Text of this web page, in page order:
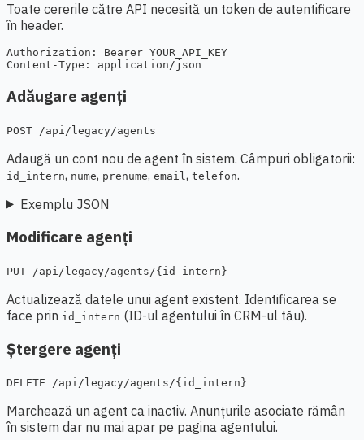
Toate cererile către API necesită un token de autentificare
în header.
Authorization: Bearer YOUR_API_KEY
Content-Type: application/json
Adăugare agenți
POST /api/legacy/agents
Adaugă un cont nou de agent în sistem. Câmpuri obligatorii:
id_intern, nume, prenume, email , telefon.
Exemplu JSON
Modificare agenți
PUT /api/legacy/agents/{id_intern}
Actualizează datele unui agent existent. Identificarea se
face prin id_intern (ID-ul agentului în CRM-ul tău).
Ștergere agenți
DELETE /api/legacy/agents/{id_intern}
Marchează un agent ca inactiv. Anunțurile asociate rămân
în sistem dar nu mai apar pe pagina agentului.